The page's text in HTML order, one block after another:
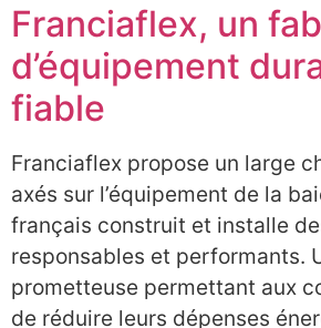
Franciaflex, un
d’équipement
fiable
Franciaflex propose un large
axés sur l’équipement de la
français construit et installe
responsables et performants.
prometteuse permettant aux
de réduire leurs dépenses